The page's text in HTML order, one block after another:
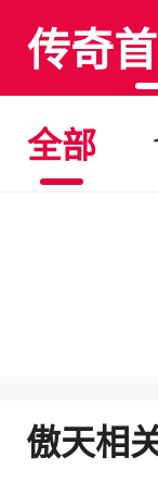
传奇
全部
傲天相